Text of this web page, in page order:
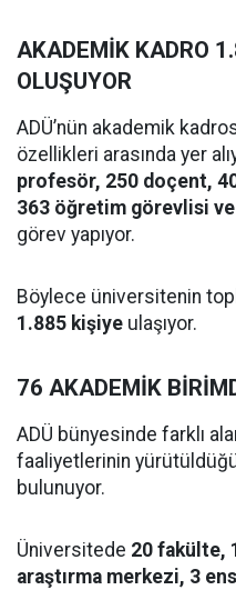
AKADEMİK KADRO
OLUŞUYOR
ADÜ’nün akademik
özellikleri arasında yer
profesör, 250 doçent,
363 öğretim görevlisi
görev yapıyor.
Böylece üniversitenin
1.885 kişiye ulaşıyor.
76 AKADEMİK
ADÜ bünyesinde farklı
faaliyetlerinin
bulunuyor.
Üniversitede 20 fakülte,
araştırma merkezi, 3